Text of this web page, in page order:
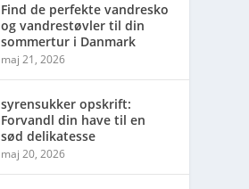
Find de perfekte vandresko
og vandrestøvler til din
sommertur i Danmark
maj 21, 2026
syrensukker opskrift:
Forvandl din have til en
sød delikatesse
maj 20, 2026